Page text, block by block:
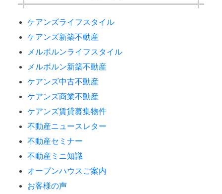
ケアンズライフスタイル
ケアンズ新築不動産
メルボルンライフスタイル
メルボルン新築不動産
ケアンズ中古不動産
ケアンズ商業不動産
ケアンズ賃貸募集物件
不動産ニュースレター
不動産セミナー
不動産ミニ知識
オープンハウスご案内
お客様の声